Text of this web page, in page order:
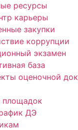
ресурсы
карьеры
закупки
коррупции
экзамен
база
оценочной
площадок
ДЭ